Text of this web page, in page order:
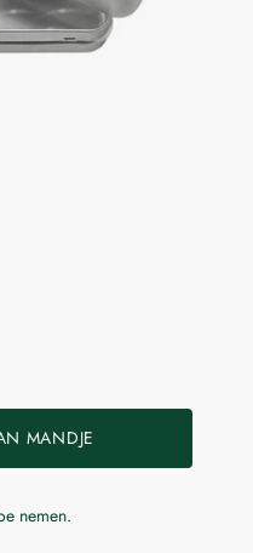
MANDJE
is:
nemen.